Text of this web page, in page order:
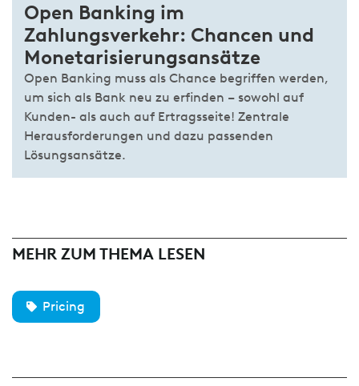
Open Banking im
Zahlungsverkehr: Chancen und
Monetarisierungsansätze
Open Banking muss als Chance begriffen werden,
um sich als Bank neu zu erfinden – sowohl auf
Kunden- als auch auf Ertragsseite! Zentrale
Herausforderungen und dazu passenden
Lösungsansätze.
MEHR ZUM THEMA LESEN
Pricing